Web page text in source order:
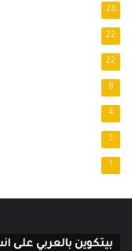
28
22
22
8
4
3
1
بيتكوين بالعربي على